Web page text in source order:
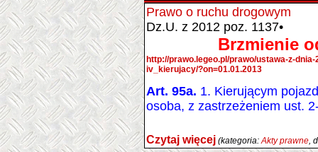
Prawo o ruchu drogowym
Dz.U. z 2012 poz. 1137•
Brzmienie
http://prawo.legeo.pl/prawo/ustawa-z-
iv_kierujacy/?on=01.01.2013
Art. 95a. 1. Kierującym
osoba, z zastrzeżeniem ust.
Czytaj więcej (kategoria:Akty prawne,